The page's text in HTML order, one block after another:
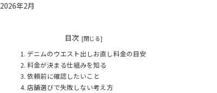
2026年2月
目次
デニムのウエスト出しお直し料金の目安
料金が決まる仕組みを知る
依頼前に確認したいこと
店舗選びで失敗しない考え方